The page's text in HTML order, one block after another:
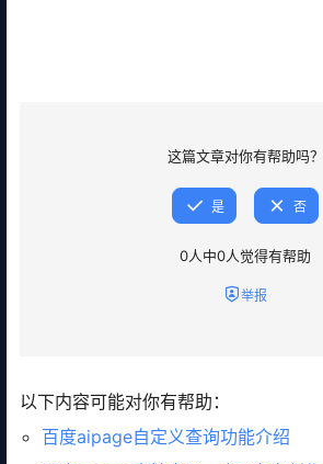
这篇文章对你有帮助吗？
是 否
0人中0人觉得有帮助
举报
以下内容可能对你有帮助：
百度aipage自定义查询功能介绍